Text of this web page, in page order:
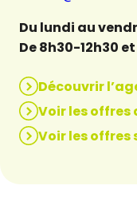
Du lundi au
De 8h30-12h30
Découvrir
Voir les offres
Voir les offres